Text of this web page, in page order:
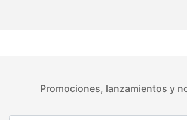
Promociones, lanzamientos y